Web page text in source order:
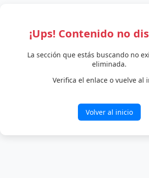
¡Ups! Contenido no
La sección que estás buscando no
eliminada.
Verifica el enlace o vuelve al
Volver al inicio